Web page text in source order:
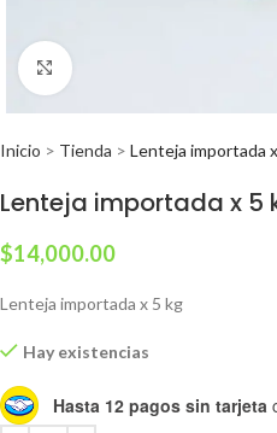
Clic para ampliar
Inicio > Tienda > Lenteja importada
Lenteja importada x 5
$14,000.00
Lenteja importada x 5 kg
Hay existencias
Hasta 12 pagos sin tarjeta